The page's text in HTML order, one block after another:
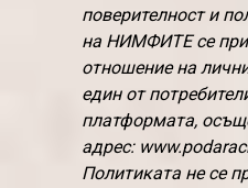
поверителност и
на НИМФИТЕ се
отношение на
един от
платформата,
адрес:
Политиката не се